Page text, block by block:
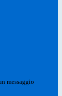
messaggio